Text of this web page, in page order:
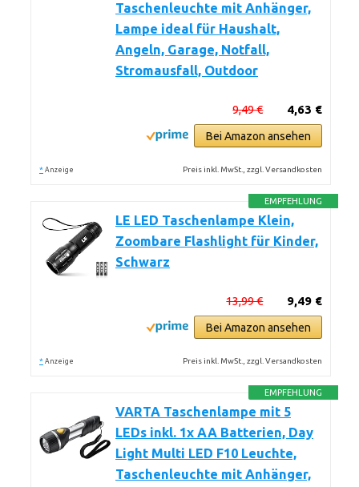
Taschenleuchte mit Anhänger,
Lampe ideal für Haushalt,
Angeln, Garage, Notfall,
Stromausfall, Outdoor
4,63 €
9,49 €
Bei Amazon ansehen
* Anzeige Preis inkl. MwSt., zzgl. Versandkosten
EMPFEHLUNG
LE LED Taschenlampe Klein,
Zoombare Flashlight für Kinder,
Schwarz
9,49 €
13,99 €
Bei Amazon ansehen
* Anzeige Preis inkl. MwSt., zzgl. Versandkosten
EMPFEHLUNG
VARTA Taschenlampe mit 5
LEDs inkl. 1x AA Batterien, Day
Light Multi LED F10 Leuchte,
Taschenleuchte mit Anhänger,